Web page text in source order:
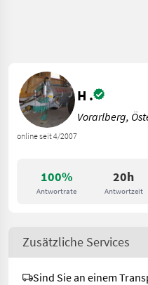
100%
Antwortrate
20h
Antwortzeit
online seit 4/2007
H .
Vorarlberg,
Zusätzliche Services
Sind Sie an einem